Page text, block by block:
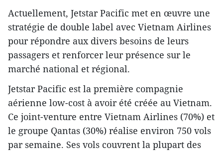
Actuellement, Jetstar Pacific met en œuvre une
stratégie de double label avec Vietnam Airlines
pour répondre aux divers besoins de leurs
passagers et renforcer leur présence sur le
marché national et régional.
Jetstar Pacific est la première compagnie
aérienne low-cost à avoir été créée au Vietnam.
Ce joint-venture entre Vietnam Airlines (70%) et
le groupe Qantas (30%) réalise environ 750 vols
par semaine. Ses vols couvrent la plupart des